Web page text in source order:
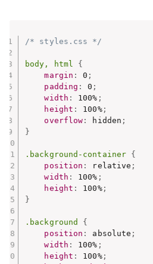
/* styles.css */
body, html
{
margin : 0 ;
padding : 0 ;
width : 100% ;
height : 100%;
overflow : hidden ;
}
.background-container {
position : relative ;
width : 100% ;
height : 100%;
}
.background
{
position : absolute ;
width : 100% ;
height : 100%;